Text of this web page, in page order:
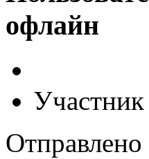
Участник
Отправлено